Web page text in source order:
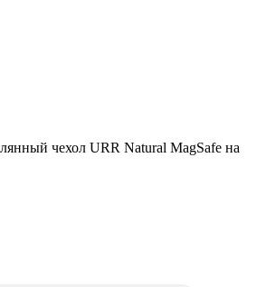
чехол URR Natural MagSafe на